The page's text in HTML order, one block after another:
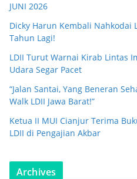
JUNI 2026
Dicky Harun Kembali Nahkodai
Tahun Lagi!
LDII Turut Warnai Kirab Lintas
Udara Segar Pacet
“Jalan Santai, Yang Beneran
Walk LDII Jawa Barat!”
Ketua II MUI Cianjur Terima
LDII di Pengajian Akbar
Archives